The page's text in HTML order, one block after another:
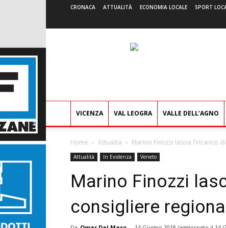
CRONACA ATTUALITÀ ECONOMIA LOCALE SPORT
VICENZA VAL LEOGRA VALLE DELL’AGNO
Home Attualità Marino Finozzi lascia l’incarico
Attualità In Evidenza Veneto
Marino Finozzi
consigliere